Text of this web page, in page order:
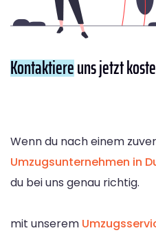
Kontaktiereuns jetzt
Wenn du nach einem
Umzugsunternehmen in
du bei uns genau richtig.
mit unserem